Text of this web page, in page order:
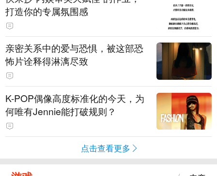
打造你的专属氛围感
亲密关系中的爱与恐惧，被这部恐
怖片诠释得淋漓尽致
K-POP偶像高度标准化的今天，为
何唯有Jennie能打破规则？
点击查看更多